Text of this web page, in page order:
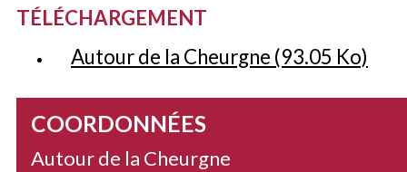
TÉLÉCHARGEMENT
Autour de la Cheurgne (93.05 Ko)
COORDONNÉES
Autour de la Cheurgne